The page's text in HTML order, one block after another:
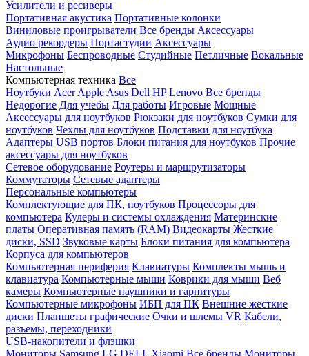
Усилители и ресиверы
Портативная акустика Портативные колонки
Виниловые проигрыватели Все бренды Аксессуары
Аудио рекордеры Портастудии Аксессуары
Микрофоны Беспроводные Студийные Петличные Вокальные
Настольные
Компьютерная техника Все
Ноутбуки Acer Apple Asus Dell HP Lenovo Все бренды
Недорогие Для учебы Для работы Игровые Мощные
Аксессуары для ноутбуков Рюкзаки для ноутбуков Сумки для
ноутбуков Чехлы для ноутбуков Подставки для ноутбука
Адаптеры USB портов Блоки питания для ноутбуков Прочие
аксессуары для ноутбуков
Сетевое оборудование Роутеры и маршрутизаторы
Коммутаторы Сетевые адаптеры
Персональные компьютеры
Комплектующие для ПК, ноутбуков Процессоры для
компьютера Кулеры и системы охлаждения Материнские
платы Оперативная память (RAM) Видеокарты Жесткие
диски, SSD Звуковые карты Блоки питания для компьютера
Корпуса для компьютеров
Компьютерная периферия Клавиатуры Комплекты мышь и
клавиатура Компьютерные мыши Коврики для мыши Веб
камеры Компьютерные наушники и гарнитуры
Компьютерные микрофоны ИБП для ПК Внешние жесткие
диски Планшеты графические Очки и шлемы VR Кабели,
разъемы, переходники
USB-накопители и флэшки
Мониторы Samsung LG DELL Xiaomi Все бренды Мониторы